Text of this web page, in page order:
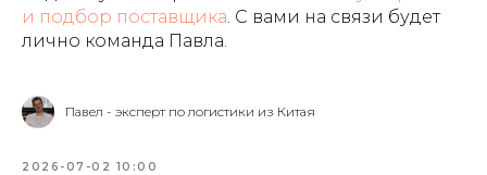
и подбор поставщика . С вами на связи будет
лично команда Павла.
Павел - эксперт по логистики из Китая
2026-07-02 10:00